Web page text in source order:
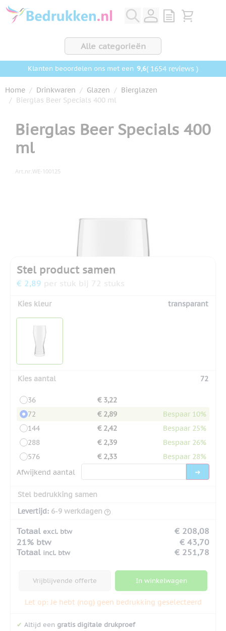
Ga naar de inhoud
View quote,
Bekijk
Alle categorieën
Klanten beoordelen ons met een 9,6( 1654 reviews )
Home / Drinkwaren / Glazen / Bierglazen
/ Bierglas Beer Specials 400 ml
Bierglas Beer Specials 400
ml
Art.nr. WE-100125
Stel product samen
€ 2,89 per stuk bij 72 stuks
Kies kleur transparant
Kies aantal 72
36
€ 3,22
72
€ 2,89
Bespaar 10%
144
€ 2,42
Bespaar 25%
288
€ 2,39
Bespaar 26%
576
€ 2,33
Bespaar 28%
Afwijkend aantal
Stel bedrukking samen
Levertijd: 6-9 werkdagen
Totaal excl. btw
€ 208,08
21% btw
€ 43,70
Totaal incl. btw € 251,78
Vrijblijvende offerte In winkelwagen
Let op: Je hebt (nog) geen bedrukking geselecteerd
✔ Altijd een gratis digitale drukproef